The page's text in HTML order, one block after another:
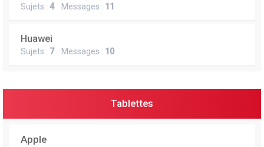
Sujets : 4Messages : 11
Huawei
Sujets : 7Messages : 10
Tablettes
Apple